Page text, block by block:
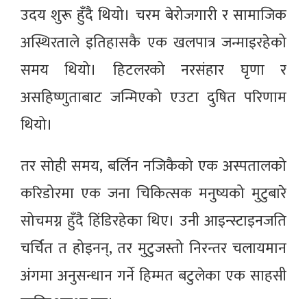
उदय शुरू हुँदै थियो। चरम बेरोजगारी र सामाजिक
अस्थिरताले इतिहासकै एक खलपात्र जन्माइरहेको
समय थियो। हिटलरको नरसंहार घृणा र
असहिष्णुताबाट जन्मिएको एउटा दुषित परिणाम
थियो।
तर सोही समय, बर्लिन नजिकैको एक अस्पतालको
करिडोरमा एक जना चिकित्सक मनुष्यको मुटुबारे
सोचमग्न हुँदै हिंडिरहेका थिए। उनी आइन्स्टाइनजति
चर्चित त होइनन्, तर मुटुजस्तो निरन्तर चलायमान
अंगमा अनुसन्धान गर्ने हिम्मत बटुलेका एक साहसी